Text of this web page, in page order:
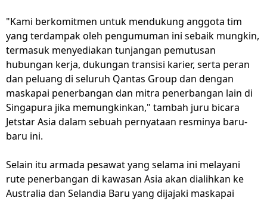
"Kami berkomitmen untuk mendukung anggota tim
yang terdampak oleh pengumuman ini sebaik mungkin,
termasuk menyediakan tunjangan pemutusan
hubungan kerja, dukungan transisi karier, serta peran
dan peluang di seluruh Qantas Group dan dengan
maskapai penerbangan dan mitra penerbangan lain di
Singapura jika memungkinkan," tambah juru bicara
Jetstar Asia dalam sebuah pernyataan resminya baru-
baru ini.
Selain itu armada pesawat yang selama ini melayani
rute penerbangan di kawasan Asia akan dialihkan ke
Australia dan Selandia Baru yang dijajaki maskapai